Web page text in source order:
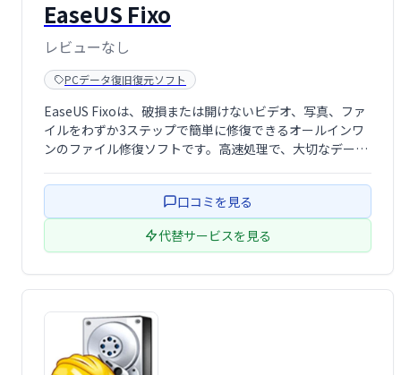
EaseUS Fixo
レビューなし
PCデータ復旧復元ソフト
EaseUS Fixoは、破損または開けないビデオ、写真、ファ
イルをわずか3ステップで簡単に修復できるオールインワ
ンのファイル修復ソフトです。高速処理で、大切なデータ
口コミを見る
代替サービスを見る